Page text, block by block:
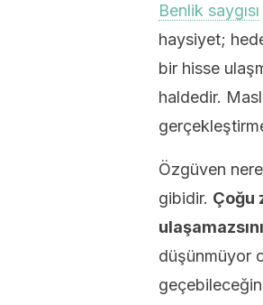
Benlik saygısı
haysiyet;
bir hisse
haldedir.
Özgüven
gibidir. Çoğu
düşünmüyor